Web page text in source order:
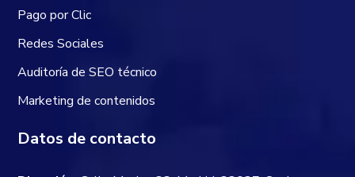
Pago por Clic
Redes Sociales
Auditoría de SEO técnico
Marketing de contenidos
Datos de contacto